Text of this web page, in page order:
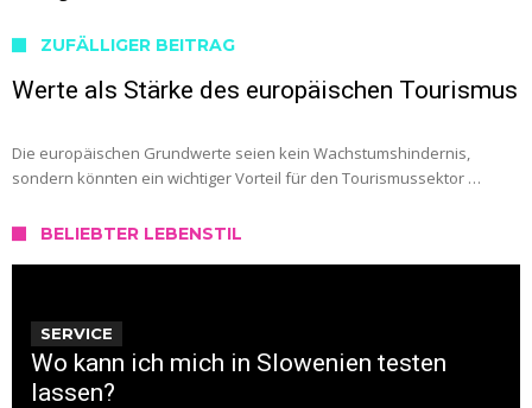
ZUFÄLLIGER BEITRAG
Werte als Stärke des europäischen Tourismus
Die europäischen Grundwerte seien kein Wachstumshindernis,
sondern könnten ein wichtiger Vorteil für den Tourismussektor …
BELIEBTER LEBENSTIL
SERVICE
Wo kann ich mich in Slowenien testen
lassen?